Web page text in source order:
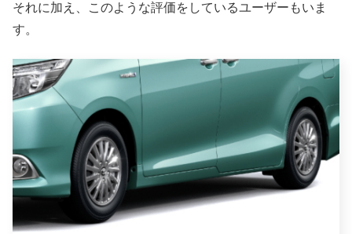
それに加え、このような評価をしているユーザーもいま
す。